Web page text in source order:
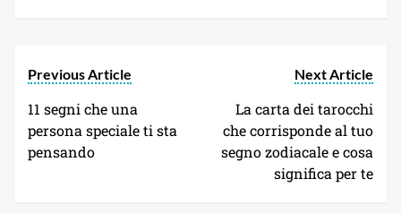
Previous Article
11 segni che una
persona speciale ti sta
pensando
Next Article
La carta dei tarocchi
che corrisponde al tuo
segno zodiacale e cosa
significa per te